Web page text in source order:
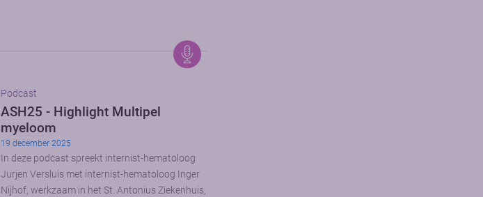
Podcast
ASH25 - Highlight Multipel
myeloom
19 december 2025
In deze podcast spreekt internist-hematoloog
Jurjen Versluis met internist-hematoloog Inger
Nijhof, werkzaam in het St. Antonius Ziekenhuis,